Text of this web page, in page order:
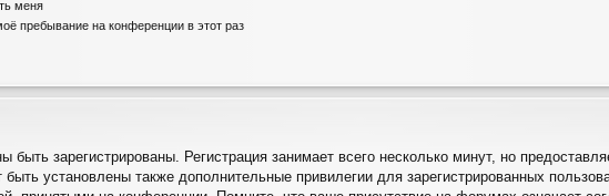
меня
пребывание на конференции в этот раз
зарегистрированы. Регистрация занимает всего несколько минут, но
установлены также дополнительные привилегии для зарегистрированных